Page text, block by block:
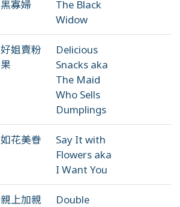
黑寡婦
The Black
Widow
好姐賣粉
果
Delicious
Snacks aka
The Maid
Who Sells
Dumplings
如花美眷
Say It with
Flowers aka
I Want You
親上加親
Double